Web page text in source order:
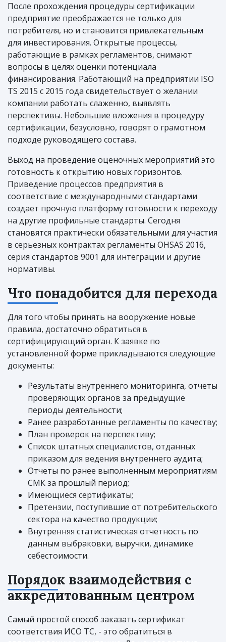
После прохождения процедуры сертификации
предприятие преображается не только для
потребителя, но и становится привлекательным
для инвестирования. Открытые процессы,
работающие в рамках регламентов, снимают
вопросы в целях оценки потенциала
финансирования. Работающий на предприятии ISO
TS 2015 с 2015 года свидетельствует о желании
компании работать слаженно, выявлять
перспективы. Небольшие вложения в процедуру
сертификации, безусловно, говорят о грамотном
подходе руководящего состава.
Выход на проведение оценочных мероприятий это
готовность к открытию новых горизонтов.
Приведение процессов предприятия в
соответствие с международными стандартами
создает прочную платформу готовности к переходу
на другие профильные стандарты. Сегодня
становятся практически обязательными для участия
в серьезных контрактах регламенты OHSAS 2016,
серия стандартов 9001 для интеграции и другие
нормативы.
Что понадобится для перехода
Для того чтобы принять на вооружение новые
правила, достаточно обратиться в
сертифицирующий орган. К заявке по
установленной форме прикладываются следующие
документы:
Результаты внутреннего мониторинга, отчеты
проверяющих органов за предыдущие
периоды деятельности;
Ранее разработанные регламенты по качеству;
План проверок на перспективу;
Список штатных специалистов, отданных
приказом для ведения внутреннего аудита;
Отчеты по ранее выполненным мероприятиям
СМК за прошлый период;
Имеющиеся сертификаты;
Претензии, поступившие от потребительского
сектора на качество продукции;
Внутренняя статистическая отчетность по
данным выбраковки, выручки, динамике
себестоимости.
Порядок взаимодействия с
аккредитованным центром
Самый простой способ заказать сертификат
соответствия ИСО ТС, - это обратиться в